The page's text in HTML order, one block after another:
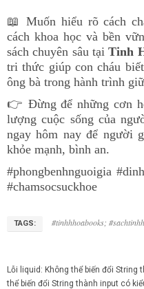
📖 Muốn hiểu rõ cách
cách khoa học và bền
sách chuyên sâu tạiTinh
tri thức giúp con cháu
ông bà trong hành trình
👉 Đừng để những cơn
lượng cuộc sống của
ngay hôm nay để người
khỏe mạnh, bình an.
#phongbenhnguoigia
#chamsocsuckhoe
TAGS: #tinhhhoabooks;
Lỗi liquid: Không thể biến đổi String
thể biến đổi String thành input có